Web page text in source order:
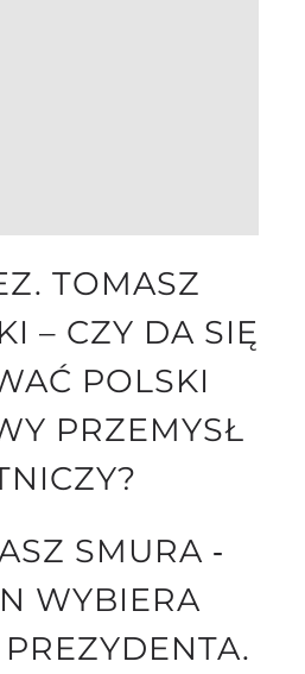
TOMASZ
– CZY DA SIĘ
POLSKI
PRZEMYSŁ
SMURA ‐
WYBIERA